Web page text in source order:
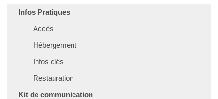
Infos Pratiques
Accès
Hébergement
Infos clés
Restauration
Kit de communication